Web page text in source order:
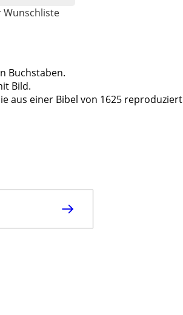
Wunschliste
Buchstaben.
Bild.
aus einer Bibel von 1625 reproduziert